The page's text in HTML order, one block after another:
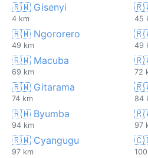
🇷🇼 Gisenyi
4 km 45
🇷🇼 Ngororero
49 km 49
🇷🇼 Macuba
69 km 72
🇷🇼 Gitarama
74 km 84
🇷🇼 Byumba
94 km 97
🇷🇼 Cyangugu
97 km